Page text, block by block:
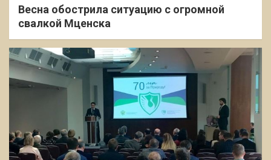
Весна обострила ситуацию с огромной
свалкой Мценска